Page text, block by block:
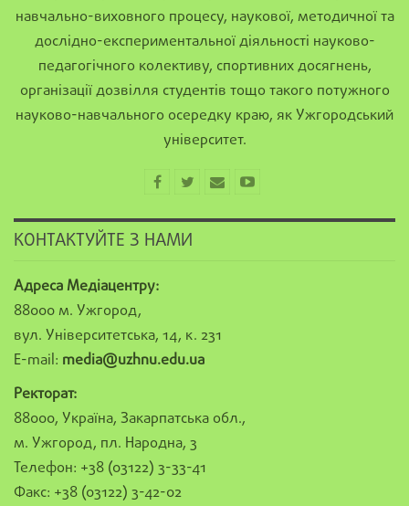
навчально-виховного процесу, наукової, методичної та
дослідно-експериментальної діяльності науково-
педагогічного колективу, спортивних досягнень,
організації дозвілля студентів тощо такого потужного
науково-навчального осередку краю, як Ужгородський
університет.
КОНТАКТУЙТЕ З НАМИ
Адреса Медіацентру:
88000 м. Ужгород,
вул. Університетська, 14, к. 231
E-mail: media@uzhnu.edu.ua
Ректорат:
88000, Україна, Закарпатська обл.,
м. Ужгород, пл. Народна, 3
Телефон: +38 (03122) 3-33-41
Факс: +38 (03122) 3-42-02